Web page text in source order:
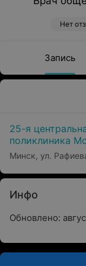
Нет
Запись
25-я
поликлиника
Минска
Минск, ул.
Инфо
Обновлено: